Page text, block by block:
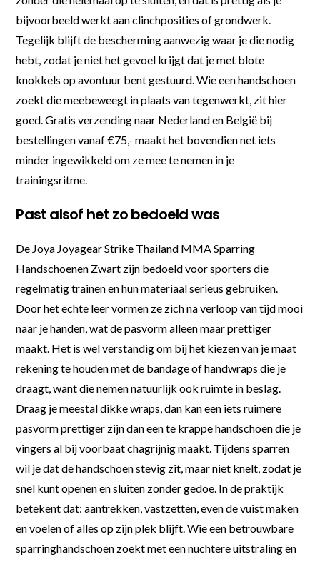
bijvoorbeeld werkt aan clinchposities of grondwerk.
Tegelijk blijft de bescherming aanwezig waar je die nodig
hebt, zodat je niet het gevoel krijgt dat je met blote
knokkels op avontuur bent gestuurd. Wie een handschoen
zoekt die meebeweegt in plaats van tegenwerkt, zit hier
goed. Gratis verzending naar Nederland en België bij
bestellingen vanaf €75,- maakt het bovendien net iets
minder ingewikkeld om ze mee te nemen in je
trainingsritme.
Past alsof het zo bedoeld was
De Joya Joyagear Strike Thailand MMA Sparring
Handschoenen Zwart zijn bedoeld voor sporters die
regelmatig trainen en hun materiaal serieus gebruiken.
Door het echte leer vormen ze zich na verloop van tijd mooi
naar je handen, wat de pasvorm alleen maar prettiger
maakt. Het is wel verstandig om bij het kiezen van je maat
rekening te houden met de bandage of handwraps die je
draagt, want die nemen natuurlijk ook ruimte in beslag.
Draag je meestal dikke wraps, dan kan een iets ruimere
pasvorm prettiger zijn dan een te krappe handschoen die je
vingers al bij voorbaat chagrijnig maakt. Tijdens sparren
wil je dat de handschoen stevig zit, maar niet knelt, zodat je
snel kunt openen en sluiten zonder gedoe. In de praktijk
betekent dat: aantrekken, vastzetten, even de vuist maken
en voelen of alles op zijn plek blijft. Wie een betrouwbare
sparringhandschoen zoekt met een nuchtere uitstraling en